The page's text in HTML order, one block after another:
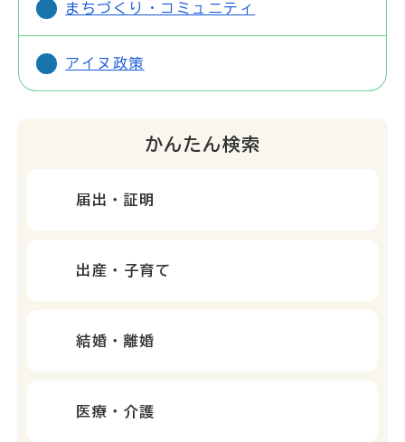
まちづくり・コミュニティ
アイヌ政策
かんたん検索
届出・証明
出産・子育て
結婚・離婚
医療・介護